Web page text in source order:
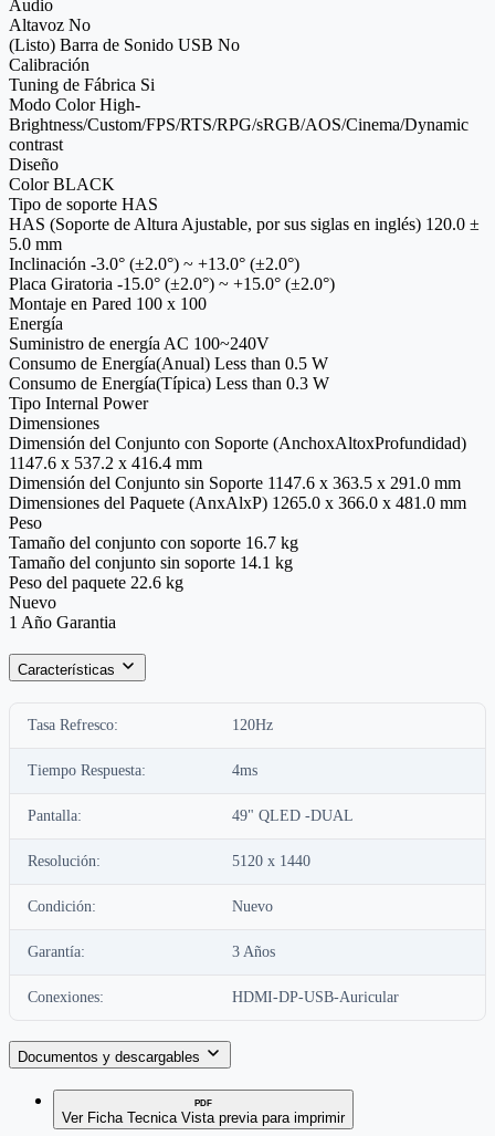
Audio
Altavoz No
(Listo) Barra de Sonido USB No
Calibración
Tuning de Fábrica Si
Modo Color High-
Brightness/Custom/FPS/RTS/RPG/sRGB/AOS/Cinema/Dynamic
contrast
Diseño
Color BLACK
Tipo de soporte HAS
HAS (Soporte de Altura Ajustable, por sus siglas en inglés) 120.0 ±
5.0 mm
Inclinación -3.0° (±2.0°) ~ +13.0° (±2.0°)
Placa Giratoria -15.0° (±2.0°) ~ +15.0° (±2.0°)
Montaje en Pared 100 x 100
Energía
Suministro de energía AC 100~240V
Consumo de Energía(Anual) Less than 0.5 W
Consumo de Energía(Típica) Less than 0.3 W
Tipo Internal Power
Dimensiones
Dimensión del Conjunto con Soporte (AnchoxAltoxProfundidad)
1147.6 x 537.2 x 416.4 mm
Dimensión del Conjunto sin Soporte 1147.6 x 363.5 x 291.0 mm
Dimensiones del Paquete (AnxAlxP) 1265.0 x 366.0 x 481.0 mm
Peso
Tamaño del conjunto con soporte 16.7 kg
Tamaño del conjunto sin soporte 14.1 kg
Peso del paquete 22.6 kg
Nuevo
1 Año Garantia
Características
Tasa Refresco: 120Hz
Tiempo Respuesta: 4ms
Pantalla: 49" QLED -DUAL
Resolución: 5120 x 1440
Condición: Nuevo
Garantía: 3 Años
Conexiones: HDMI-DP-USB-Auricular
Documentos y descargables
PDF
Ver Ficha Tecnica Vista previa para imprimir